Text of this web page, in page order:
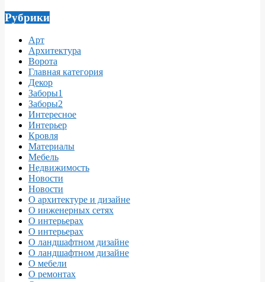
Рубрики
Арт
Архитектура
Ворота
Главная категория
Декор
Заборы1
Заборы2
Интересное
Интерьер
Кровля
Материалы
Мебель
Недвижимость
Новости
Новости
О архитектуре и дизайне
О инженерных сетях
О интерьерах
О интерьерах
О ландшафтном дизайне
О ландшафтном дизайне
О мебели
О ремонтах